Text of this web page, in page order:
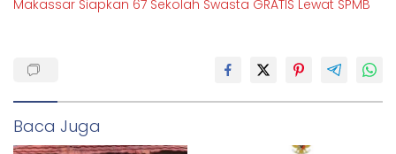
Makassar Siapkan 67 Sekolah Swasta GRATIS Lewat SPMB
Baca Juga